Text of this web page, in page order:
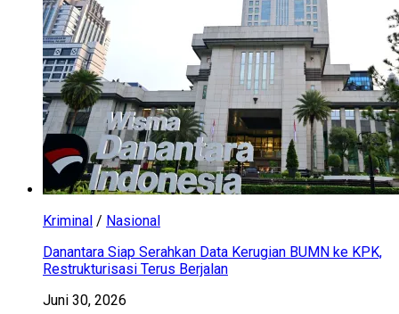
Kriminal / Nasional
Danantara Siap Serahkan Data Kerugian BUMN ke KPK,
Restrukturisasi Terus Berjalan
Juni 30, 2026